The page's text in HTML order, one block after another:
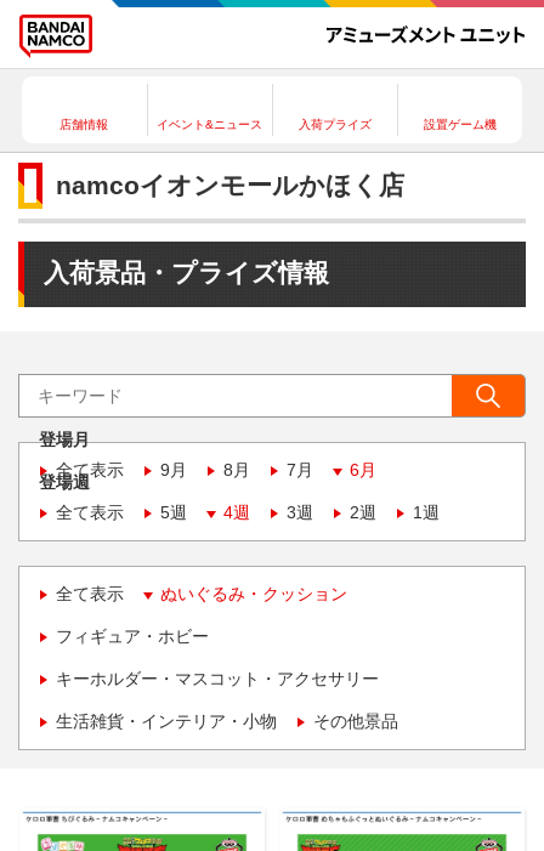
店舗情報 イベント&ニュース 入荷プライズ 設置ゲーム機
namcoイオンモールかほく店
入荷景品・プライズ情報
登場月
全て表示
9月 8月 7月 6月
登場週
全て表示
5週 4週 3週 2週 1週
全て表示 ぬいぐるみ・クッション
フィギュア・ホビー
キーホルダー・マスコット・アクセサリー
生活雑貨・インテリア・小物 その他景品